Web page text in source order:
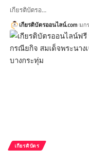
เกียรติบัตรอ…
เกียรติบัตรออนไลน์.com มก
เกียรติบัตร